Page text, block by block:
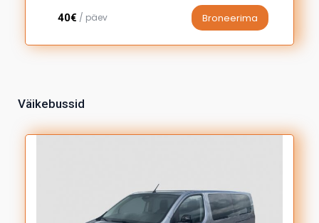
40€ / päev Broneerima
Väikebussid